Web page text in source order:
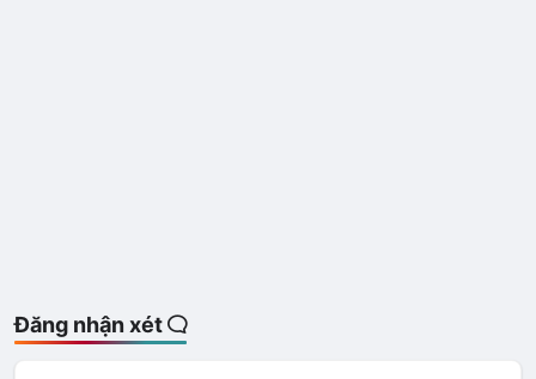
Đăng nhận xét